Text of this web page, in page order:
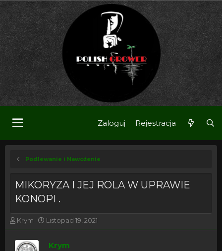
Zaloguj Rejestracja
Podlewanie i Nawożenie
MIKORYZA I JEJ ROLA W UPRAWIE
KONOPI .
T
h
e
Krym
R
o
p
Listopad 19, 2021
Krym